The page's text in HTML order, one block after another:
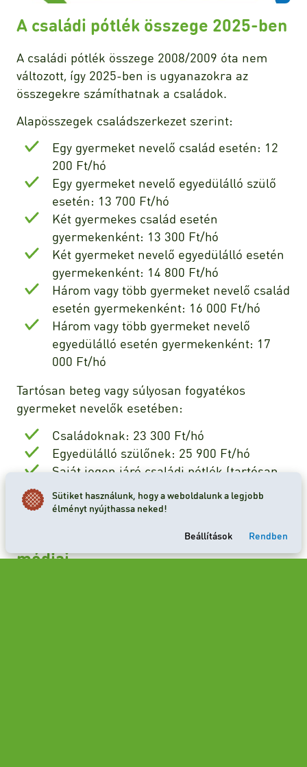
A családi pótlék összege 2025-ben
A családi pótlék összege 2008/2009 óta nem
változott, így 2025-ben is ugyanazokra az
összegekre számíthatnak a családok.
Alapösszegek családszerkezet szerint:
Egy gyermeket nevelő család esetén: 12
200 Ft/hó
Egy gyermeket nevelő egyedülálló szülő
esetén: 13 700 Ft/hó
Két gyermekes család esetén
gyermekenként: 13 300 Ft/hó
Két gyermeket nevelő egyedülálló esetén
gyermekenként: 14 800 Ft/hó
Három vagy több gyermeket nevelő család
esetén gyermekenként: 16 000 Ft/hó
Három vagy több gyermeket nevelő
egyedülálló esetén gyermekenként: 17
000 Ft/hó
Tartósan beteg vagy súlyosan fogyatékos
gyermeket nevelők esetében:
Családoknak: 23 300 Ft/hó
Egyedülálló szülőnek: 25 900 Ft/hó
Saját jogon járó családi pótlék (tartósan
beteg vagy súlyosan fogyatékos nagykorú)
esetén: 20 300 Ft/hó
Családi pótlék kifizetésének
módjai
Sütiket használunk, hogy a weboldalunk a legjobb
élményt nyújthassa neked!
Beállítások Rendben